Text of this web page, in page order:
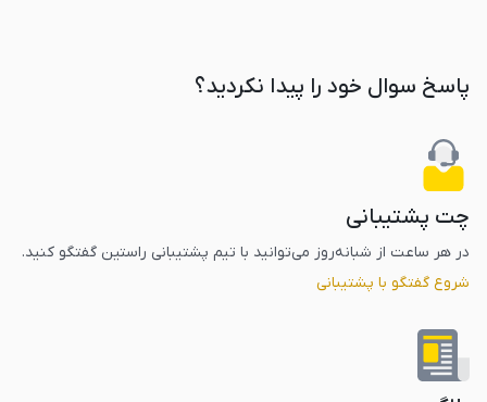
پاسخ سوال خود را پیدا نکردید؟
چت پشتیبانی
در هر ساعت از شبانه‌‌روز می‌توانید با تیم پشتیبانی راستین گفتگو کنید.
شروع گفتگو با پشتیبانی